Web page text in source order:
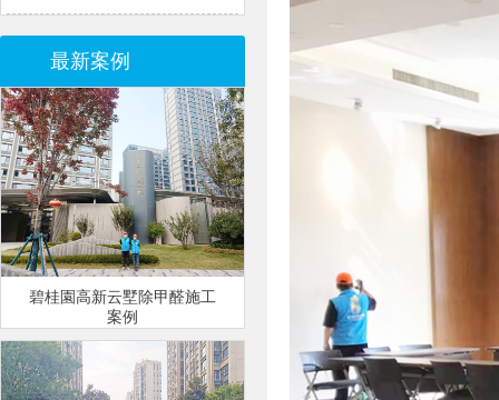
最新案例
碧桂園高新云墅除甲醛施工
案例